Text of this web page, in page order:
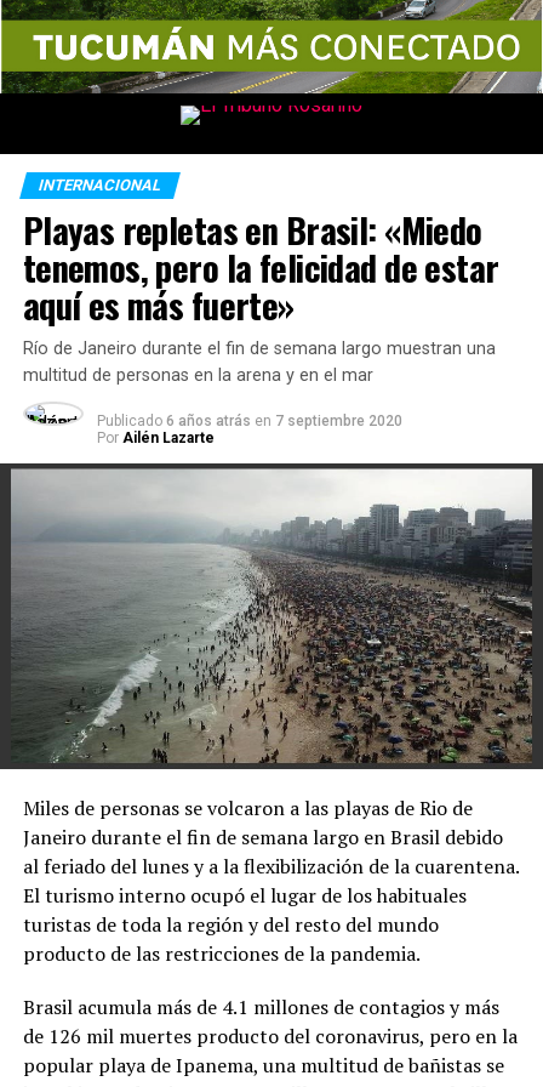
INTERNACIONAL
Playas repletas en Brasil: «Miedo
tenemos, pero la felicidad de estar
aquí es más fuerte»
Río de Janeiro durante el fin de semana largo muestran una
multitud de personas en la arena y en el mar
Publicado 6 años atrás en 7 septiembre 2020
Por Ailén Lazarte
Miles de personas se volcaron a las playas de Rio de
Janeiro durante el fin de semana largo en Brasil debido
al feriado del lunes y a la flexibilización de la cuarentena.
El turismo interno ocupó el lugar de los habituales
turistas de toda la región y del resto del mundo
producto de las restricciones de la pandemia.
Brasil acumula más de 4.1 millones de contagios y más
de 126 mil muertes producto del coronavirus, pero en la
popular playa de Ipanema, una multitud de bañistas se